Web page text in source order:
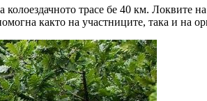
трасе бе 40 км. Локвите на
както на участниците, така и на